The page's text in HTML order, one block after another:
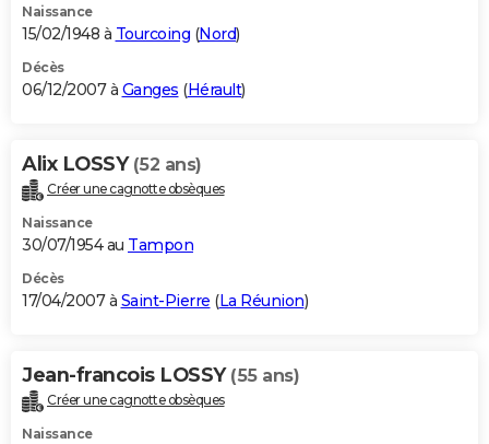
Naissance
15/02/1948 à Tourcoing (Nord)
Décès
06/12/2007 à Ganges (Hérault)
Alix LOSSY (52 ans)
Créer une cagnotte obsèques
Naissance
30/07/1954 au Tampon
Décès
17/04/2007 à Saint-Pierre (La Réunion)
Jean-francois LOSSY (55 ans)
Créer une cagnotte obsèques
Naissance